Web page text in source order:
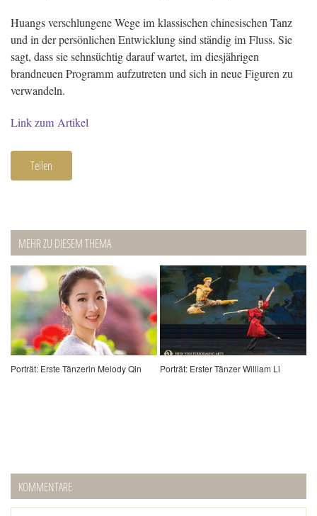
Huangs verschlungene Wege im klassischen chinesischen Tanz
und in der persönlichen Entwicklung sind ständig im Fluss. Sie
sagt, dass sie sehnsüchtig darauf wartet, im diesjährigen
brandneuen Programm aufzutreten und sich in neue Figuren zu
verwandeln.
Link zum Artikel
Teilen
MEHR ZU DIESEM THEMA
Porträt: Erste Tänzerin Melody Qin Porträt: Erster Tänzer William Li
KOMMENTARE